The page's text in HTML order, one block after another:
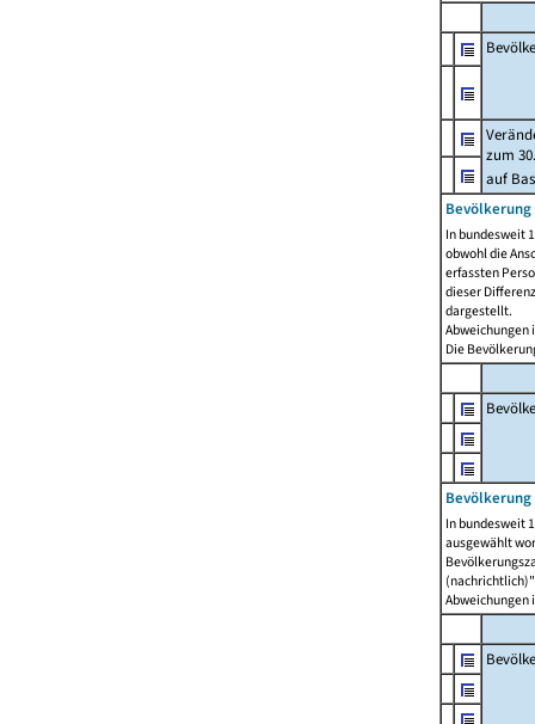
zum
auf
Bevölkerung
In bundesweit
obwohl die
erfassten
dieser
dargestellt.
Abweichungen
Die
In bundesweit
ausgewählt
Abweichungen